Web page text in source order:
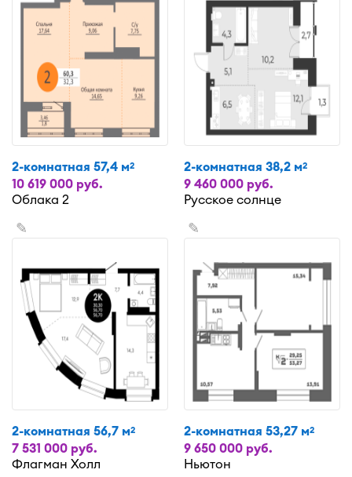
2-комнатная 57,4 м2
10 619 000 руб.
Облака 2
2-комнатная 38,2 м2
9 460 000 руб.
Русское солнце
✎
2-комнатная 56,7 м2
7 531 000 руб.
Флагман Холл
✎
2-комнатная 53,27 м2
9 650 000 руб.
Ньютон